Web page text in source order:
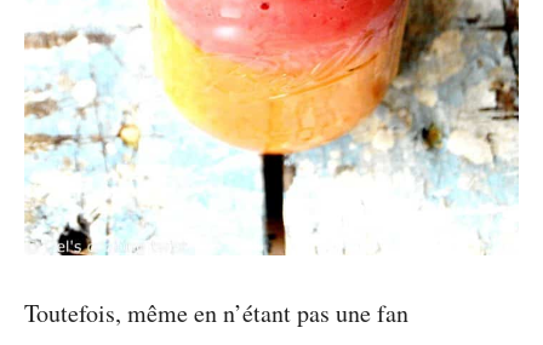
Toutefois, même en n’étant pas une fan